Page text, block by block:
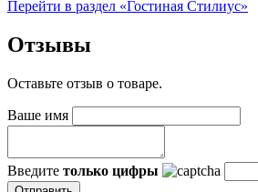
Перейти в раздел «Гостиная Стилиус»
Отзывы
Оставьте отзыв о товаре.
Ваше имя
Введите только цифры